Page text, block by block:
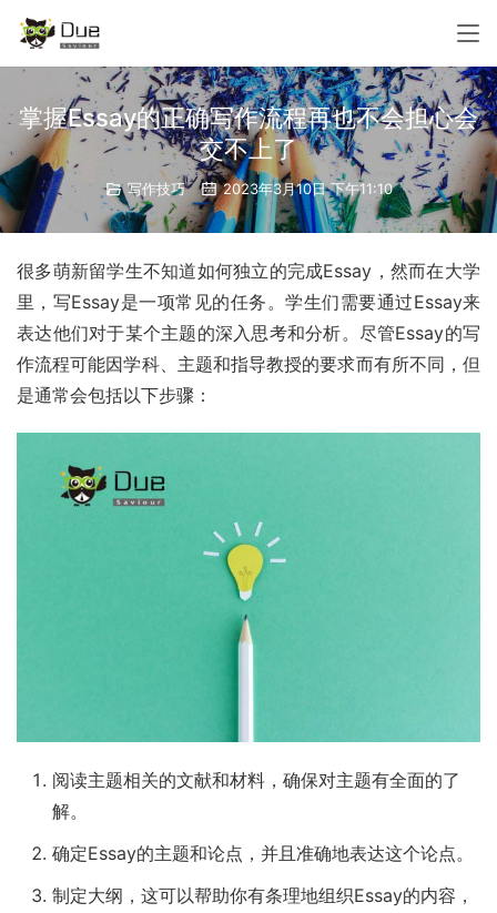
掌握Essay的正确写作流程再也不会担心会
交不上了
写作技巧 2023年3月10日 下午11:10
很多萌新留学生不知道如何独立的完成Essay，然而在大学
里，写Essay是一项常见的任务。学生们需要通过Essay来
表达他们对于某个主题的深入思考和分析。尽管Essay的写
作流程可能因学科、主题和指导教授的要求而有所不同，但
是通常会包括以下步骤：
阅读主题相关的文献和材料，确保对主题有全面的了
解。
确定Essay的主题和论点，并且准确地表达这个论点。
制定大纲，这可以帮助你有条理地组织Essay的内容，